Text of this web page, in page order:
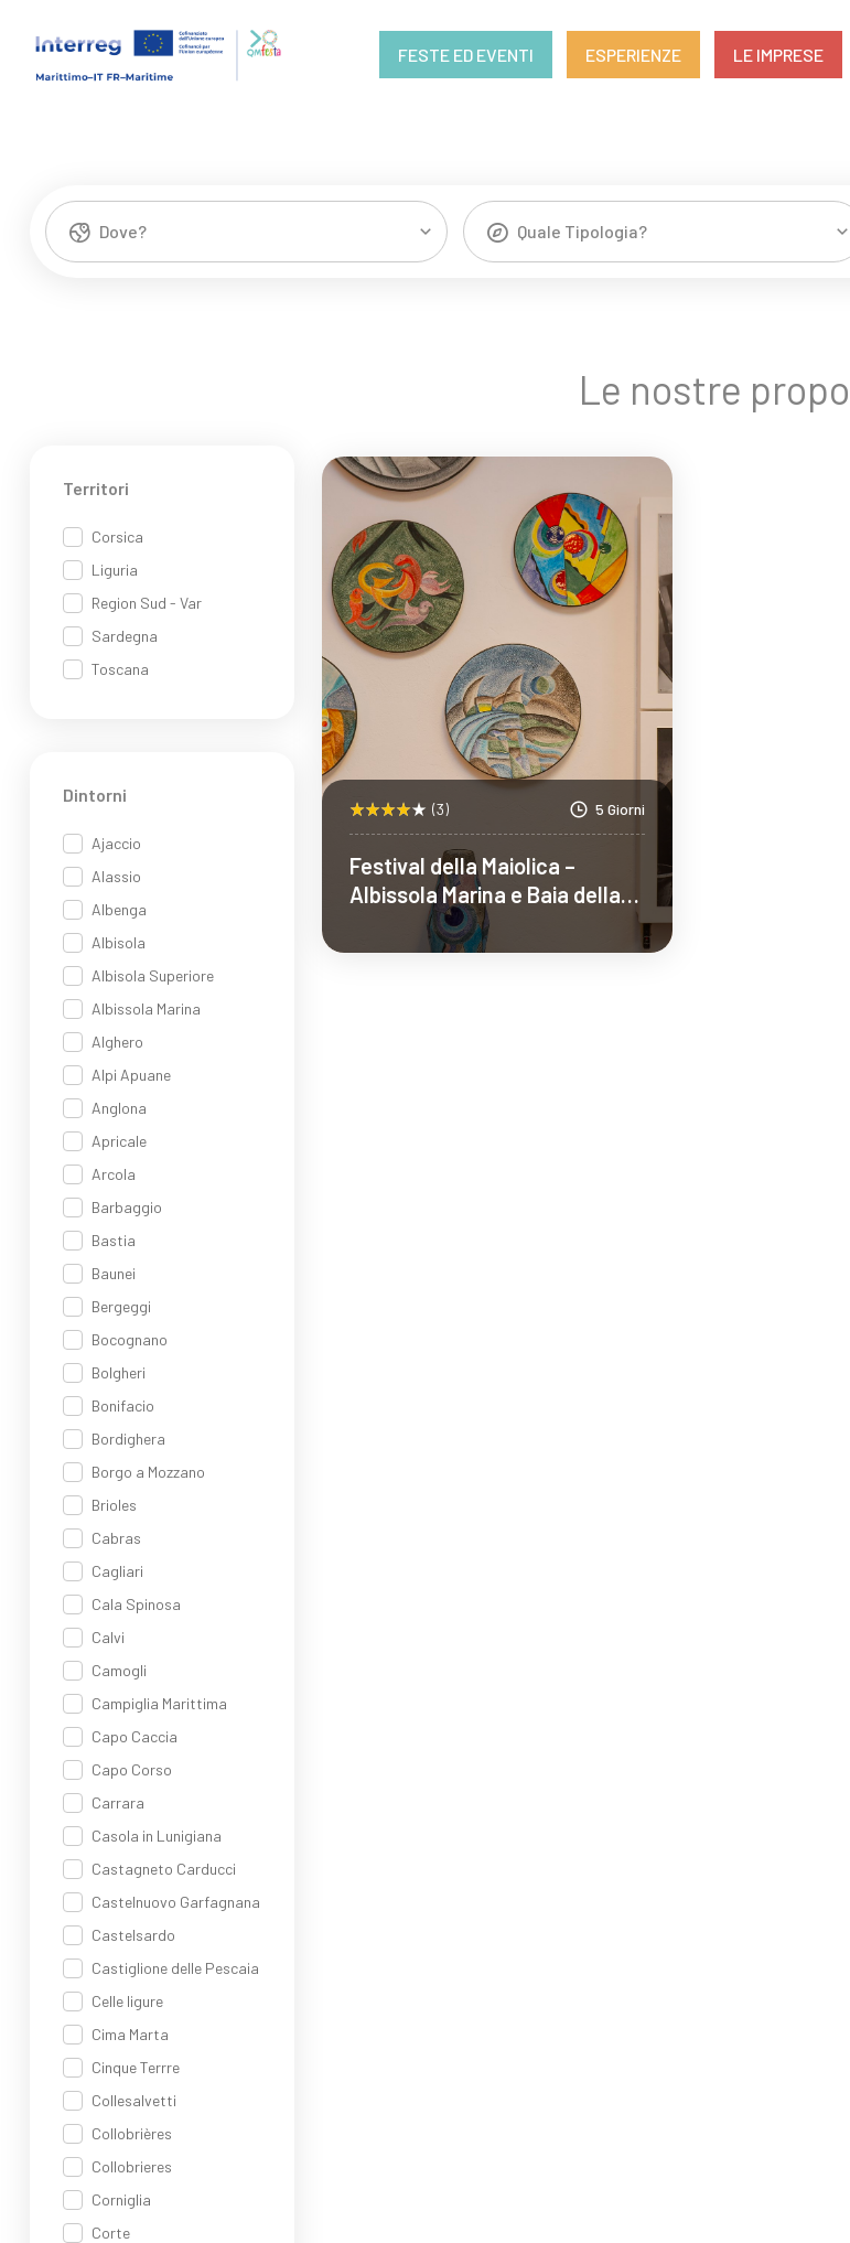
FESTE ED EVENTI ESPERIENZE LE IMPRESE
Dove? Quale Tipologia?
Le nostre
Territori
Corsica
Liguria
Region Sud - Var
Sardegna
Toscana
Dintorni
Ajaccio
Alassio
Albenga
Albisola
Albisola Superiore
Albissola Marina
Alghero
Alpi Apuane
Anglona
Apricale
Arcola
Barbaggio
Bastia
Baunei
Bergeggi
Bocognano
Bolgheri
Bonifacio
Bordighera
Borgo a Mozzano
Brioles
Cabras
Cagliari
Cala Spinosa
Calvi
Camogli
Campiglia Marittima
Capo Caccia
Capo Corso
Carrara
Casola in Lunigiana
Castagneto Carducci
Castelnuovo Garfagnana
Castelsardo
Castiglione delle Pescaia
Celle ligure
Cima Marta
Cinque Terrre
Collesalvetti
Collobrières
Collobrieres
Corniglia
Corte
(3) 5 Giorni
Festival della Maiolica –
Albissola Marina e Baia della
Ceramica (Savona)